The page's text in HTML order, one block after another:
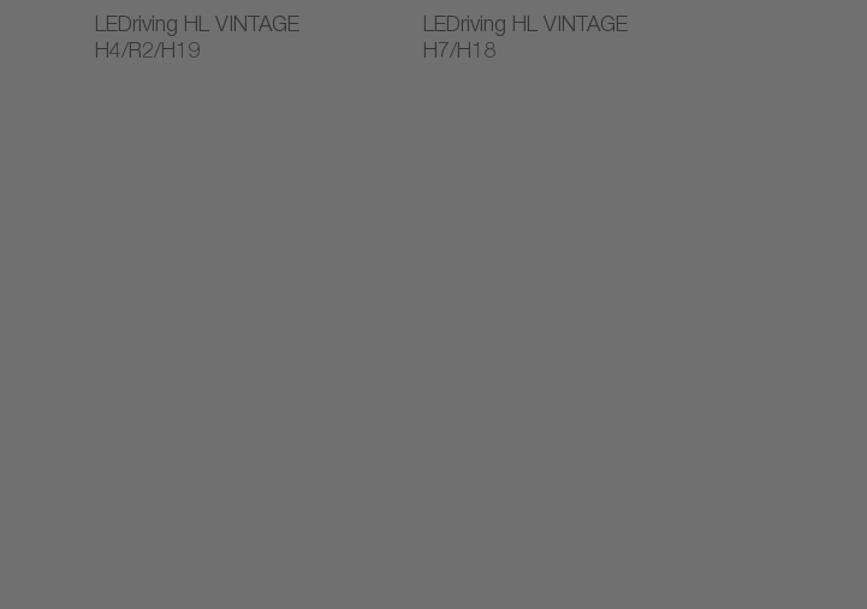
LEDriving HL VINTAGE
H4/R2/H19
LEDriving HL VINTAGE
H7/H18